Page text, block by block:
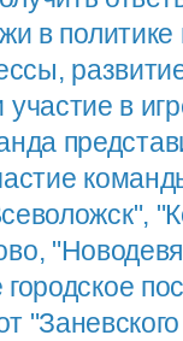
в политике
участие в